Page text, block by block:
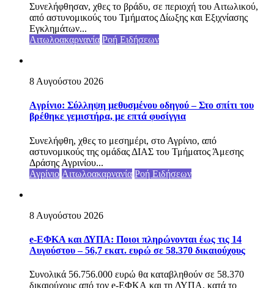
Συνελήφθησαν, χθες το βράδυ, σε περιοχή του Αιτωλικού,
από αστυνομικούς του Τμήματος Δίωξης και Εξιχνίασης
Εγκλημάτων...
Αιτωλοακαρνανία Ροή Ειδήσεων
8 Αυγούστου 2026
Aγρίνιο: Σύλληψη μεθυσμένου οδηγού – Στο σπίτι του
βρέθηκε γεμιστήρα, με επτά φυσίγγια
Συνελήφθη, χθες το μεσημέρι, στο Αγρίνιο, από
αστυνομικούς της ομάδας ΔΙΑΣ του Τμήματος Άμεσης
Δράσης Αγρινίου...
Αγρίνιο Αιτωλοακαρνανία Ροή Ειδήσεων
8 Αυγούστου 2026
e-ΕΦΚΑ και ΔΥΠΑ: Ποιοι πληρώνονται έως τις 14
Αυγούστου – 56,7 εκατ. ευρώ σε 58.370 δικαιούχους
Συνολικά 56.756.000 ευρώ θα καταβληθούν σε 58.370
δικαιούχους από τον e-ΕΦΚΑ και τη ΔΥΠΑ, κατά το